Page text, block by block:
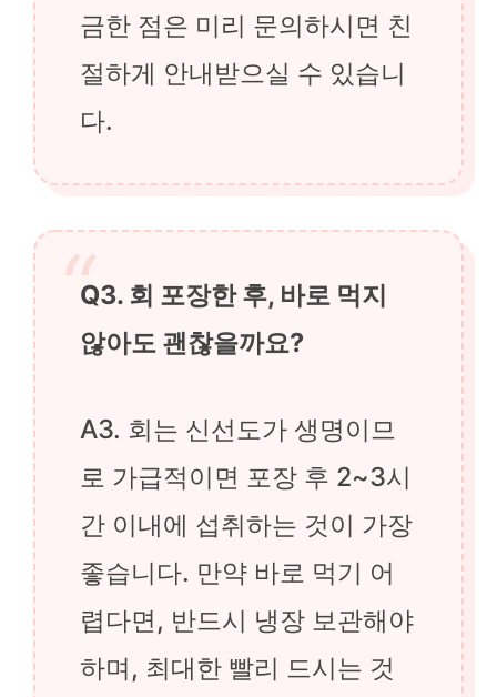
금한 점은 미리 문의하시면 친
절하게 안내받으실 수 있습니
다.
Q3. 회 포장한 후, 바로 먹지
않아도 괜찮을까요?
A3. 회는 신선도가 생명이므
로 가급적이면 포장 후 2~3시
간 이내에 섭취하는 것이 가장
좋습니다. 만약 바로 먹기 어
렵다면, 반드시 냉장 보관해야
하며, 최대한 빨리 드시는 것